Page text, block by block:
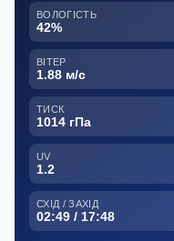
ВОЛОГІСТЬ
42%
ВІТЕР
1.88 м/с
ТИСК
1014 гПа
UV
1.2
СХІД / ЗАХІД
02:49 / 17:48